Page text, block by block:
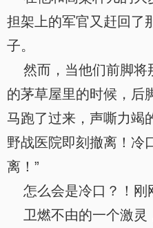
担架上的军官又赶回了
子。
然而，当他们前脚将
的茅草屋里的时候，后
马跑了过来，声嘶力竭
野战医院即刻撤离！冷
离！”
怎么会是冷口？！刚
卫燃不由的一个激灵